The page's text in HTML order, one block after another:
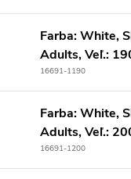
Farba: White,
Adults, Veľ.:
16691-1190
Farba: White,
Adults, Veľ.:
16691-1200